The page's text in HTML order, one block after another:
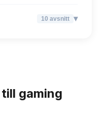
10 avsnitt ▾
gaming